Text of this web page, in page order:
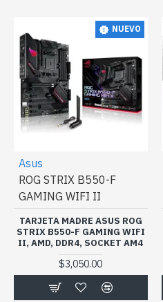
NUEVO
Asus
ROG STRIX B550-F
GAMING WIFI II
TARJETA MADRE ASUS ROG
STRIX B550-F GAMING WIFI
II, AMD, DDR4, SOCKET AM4
$3,050.00